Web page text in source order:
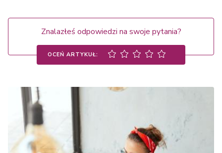
Znalazłeś odpowiedzi na swoje pytania?
OCEŃ ARTYKUŁ: